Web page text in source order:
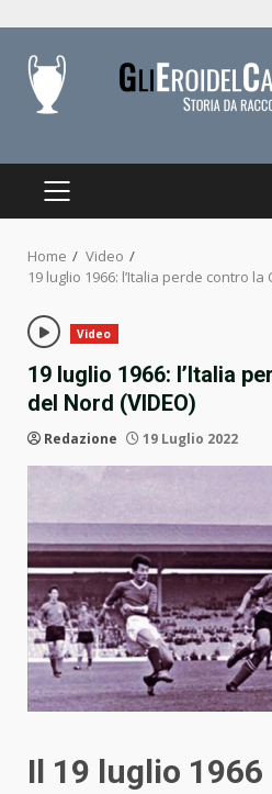
content
PRIMARY
Home
Video
19 luglio 1966: l’Italia perde contro la
Video
19 luglio 1966: l’Italia
del Nord (VIDEO)
Redazione 19 Luglio 2022
Il 19 luglio 1966